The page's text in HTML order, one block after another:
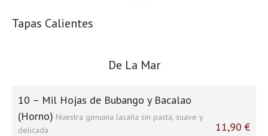
Tapas Calientes
De La Mar
10 – Mil Hojas de Bubango y Bacalao
(Horno) Nuestra genuina lasaña sin pasta, suave y
delicada
11,90 €